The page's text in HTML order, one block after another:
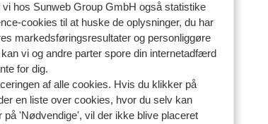
hos Sunweb Group GmbH også statistike
cookies til at huske de oplysninger, du har
markedsføringsresultater og personliggøre
vi og andre parter spore din internetadfærd
for dig.
af alle cookies. Hvis du klikker på
en liste over cookies, hvor du selv kan
'Nødvendige', vil der ikke blive placeret